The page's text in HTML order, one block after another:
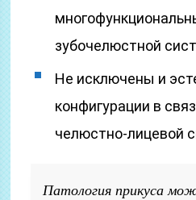
зубочелюстной
Не исключены и
конфигурации в
челюстно-лицевой
Патология прикуса